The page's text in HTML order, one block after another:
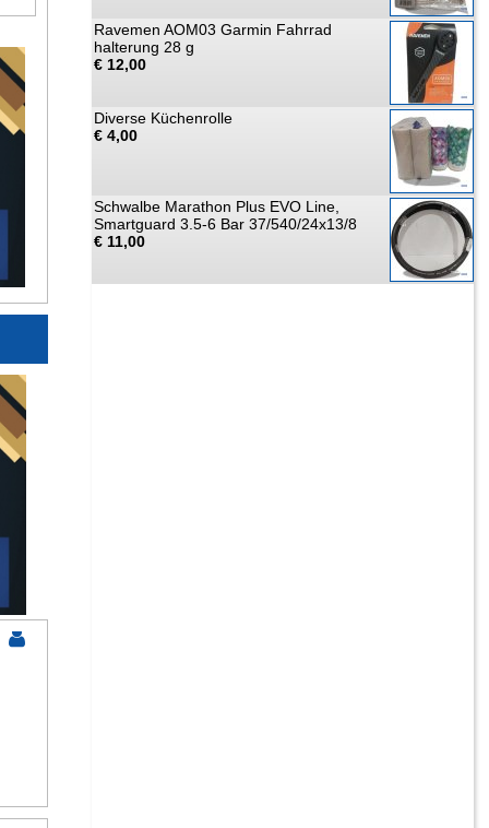
Ravemen AOM03 Garmin Fahrrad
halterung 28 g
€ 12,00
Diverse Küchenrolle
€ 4,00
Schwalbe Marathon Plus EVO Line,
Smartguard 3.5-6 Bar 37/540/24x13/8
€ 11,00